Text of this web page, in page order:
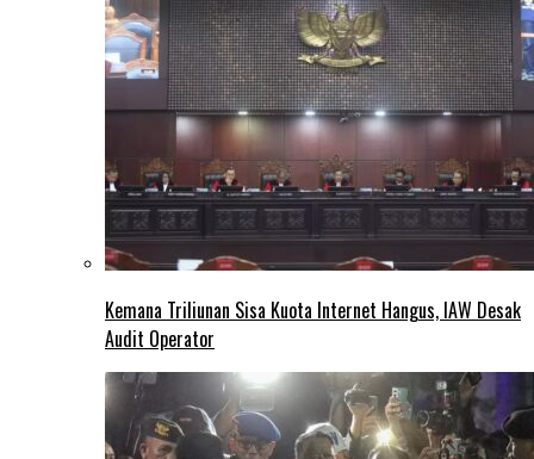
Kemana Triliunan Sisa Kuota Internet Hangus, IAW Desak
Audit Operator